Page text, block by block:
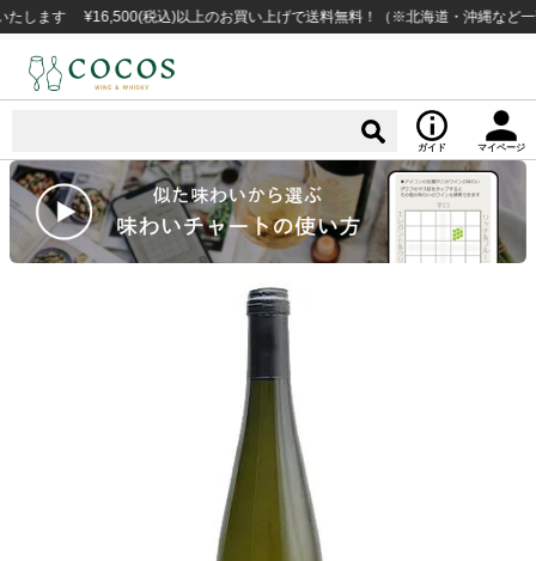
¥16,500(税込)以上のお買い上げで送料無料！（※北海道・沖縄など一部例外
ガイド マイページ